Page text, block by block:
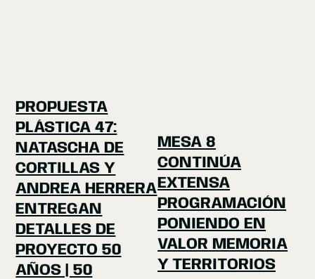
PROPUESTA
PLÁSTICA 47:
NATASCHA DE
CORTILLAS Y
ANDREA HERRERA
ENTREGAN
DETALLES DE
PROYECTO 50
AÑOS | 50
MESA 8
CONTINÚA
EXTENSA
PROGRAMACIÓN
PONIENDO EN
VALOR MEMORIA
Y TERRITORIOS